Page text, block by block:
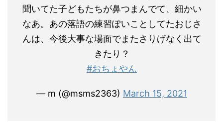
聞いてた子どもたちが鼻つまんでて、細かい
なあ。あの落語の練習ぽいことしてたおじさ
んは、今後大事な場面でまたさりげなく出て
きたり？
#おちょやん
— m (@msms2363) March 15, 2021